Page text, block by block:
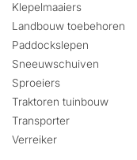
Klepelmaaiers
Landbouw toebehoren
Paddockslepen
Sneeuwschuiven
Sproeiers
Traktoren tuinbouw
Transporter
Verreiker